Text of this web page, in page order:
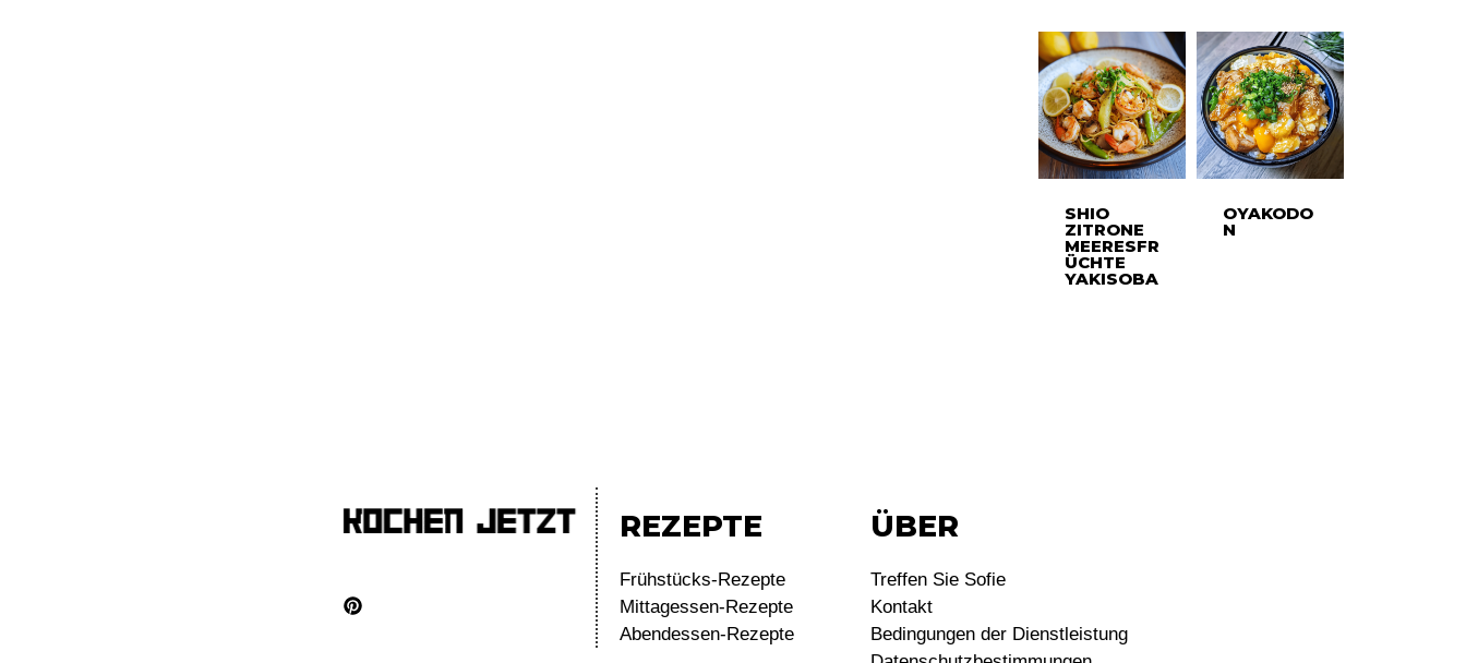
SHIO
ZITRONE
MEERESFR
ÜCHTE
YAKISOBA
OYAKODO
N
REZEPTE
Frühstücks-Rezepte
Mittagessen-Rezepte
Abendessen-Rezepte
ÜBER
Treffen Sie Sofie
Kontakt
Bedingungen der Dienstleistung